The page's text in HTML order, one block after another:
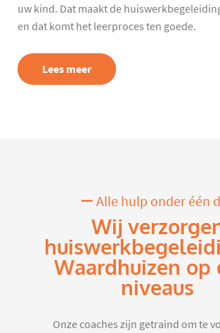
uw kind. Dat maakt de
en dat komt het leerproces ten goede.
Lees meer
Alle hulp onder één
Wij
Waardhuizen op
niveaus
Onze coaches zijn getraind om te